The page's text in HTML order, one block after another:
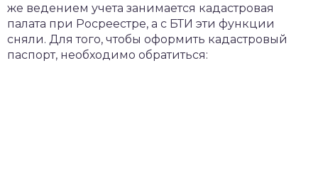
же ведением учета занимается кадастровая
палата при Росреестре, а с БТИ эти функции
сняли. Для того, чтобы оформить кадастровый
паспорт, необходимо обратиться: